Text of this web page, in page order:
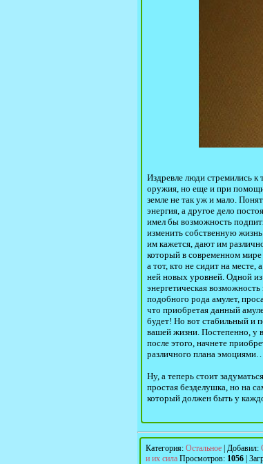
Издревле люди стремились
оружия, но еще и при
земле не так уж и мало.
энергия, а другое дело
имел бы возможность
изменить собственную
им кажется, дают им
который в современном
а тот, кто не сидит на месте,
ней новых уровней. Одной из
энергетическая
подобного рода амулет,
что приобретая данный
будет! Но вот стабильный и
вашей жизни. Постепенно, у
после этого, начнете
различного плана
Ну, а теперь стоит
простая безделушка, но на
который должен быть у
Категория: Остальное Добавил:
и их сила Просмотров: 1056